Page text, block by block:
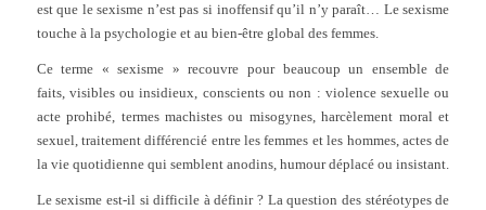
est que le sexisme n’est pas si inoffensif qu’il n’y paraît… Le sexisme
touche à la psychologie et au bien-être global des femmes.
Ce terme « sexisme » recouvre pour beaucoup un ensemble de
faits, visibles ou insidieux, conscients ou non : violence sexuelle ou
acte prohibé, termes machistes ou misogynes, harcèlement moral et
sexuel, traitement différencié entre les femmes et les hommes, actes de
la vie quotidienne qui semblent anodins, humour déplacé ou insistant.
Le sexisme est-il si difficile à définir ? La question des stéréotypes de